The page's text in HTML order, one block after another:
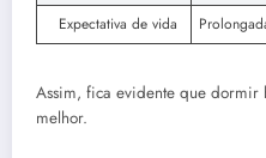
Expectativa de vida
Assim, fica evidente que dormir
melhor.